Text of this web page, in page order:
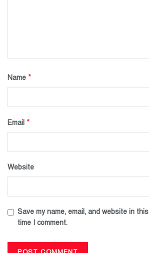
Name *
Email *
Website
Save my name, email, and website in
time I comment.